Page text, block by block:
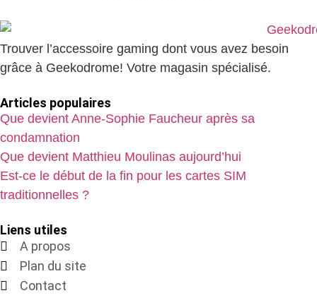
Trouver l’accessoire gaming dont vous avez besoin
grâce à Geekodrome! Votre magasin spécialisé.
Articles populaires
Que devient Anne-Sophie Faucheur après sa
condamnation
Que devient Matthieu Moulinas aujourd’hui
Est-ce le début de la fin pour les cartes SIM
traditionnelles ?
Liens utiles
A propos
Plan du site
Contact